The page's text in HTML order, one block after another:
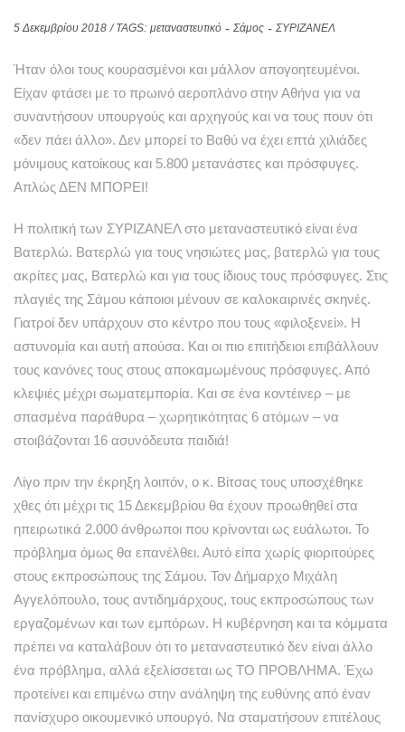
5 Δεκεμβρίου 2018 / TAGS: μεταναστευτικό Σάμος ΣΥΡΙΖΑΝΕΛ
Ήταν όλοι τους κουρασμένοι και μάλλον απογοητευμένοι.
Είχαν φτάσει με το πρωινό αεροπλάνο στην Αθήνα για να
συναντήσουν υπουργούς και αρχηγούς και να τους πουν ότι
«δεν πάει άλλο». Δεν μπορεί το Βαθύ να έχει επτά χιλιάδες
μόνιμους κατοίκους και 5.800 μετανάστες και πρόσφυγες.
Απλώς ΔΕΝ ΜΠΟΡΕΙ!
Η πολιτική των ΣΥΡΙΖΑΝΕΛ στο μεταναστευτικό είναι ένα
Βατερλώ. Βατερλώ για τους νησιώτες μας, βατερλώ για τους
ακρίτες μας, Βατερλώ και για τους ίδιους τους πρόσφυγες. Στις
πλαγιές της Σάμου κάποιοι μένουν σε καλοκαιρινές σκηνές.
Γιατροί δεν υπάρχουν στο κέντρο που τους «φιλοξενεί». Η
αστυνομία και αυτή απούσα. Και οι πιο επιτήδειοι επιβάλλουν
τους κανόνες τους στους αποκαμωμένους πρόσφυγες. Από
κλεψιές μέχρι σωματεμπορία. Και σε ένα κοντέινερ – με
σπασμένα παράθυρα – χωρητικότητας 6 ατόμων – να
στοιβάζονται 16 ασυνόδευτα παιδιά!
Λίγο πριν την έκρηξη λοιπόν, ο κ. Βίτσας τους υποσχέθηκε
χθες ότι μέχρι τις 15 Δεκεμβρίου θα έχουν προωθηθεί στα
ηπειρωτικά 2.000 άνθρωποι που κρίνονται ως ευάλωτοι. Το
πρόβλημα όμως θα επανέλθει. Αυτό είπα χωρίς φιοριτούρες
στους εκπροσώπους της Σάμου. Τον Δήμαρχο Μιχάλη
Αγγελόπουλο, τους αντιδημάρχους, τους εκπροσώπους των
εργαζομένων και των εμπόρων. Η κυβέρνηση και τα κόμματα
πρέπει να καταλάβουν ότι το μεταναστευτικό δεν είναι άλλο
ένα πρόβλημα, αλλά εξελίσσεται ως ΤΟ ΠΡΟΒΛΗΜΑ. Έχω
προτείνει και επιμένω στην ανάληψη της ευθύνης από έναν
πανίσχυρο οικουμενικό υπουργό. Να σταματήσουν επιτέλους